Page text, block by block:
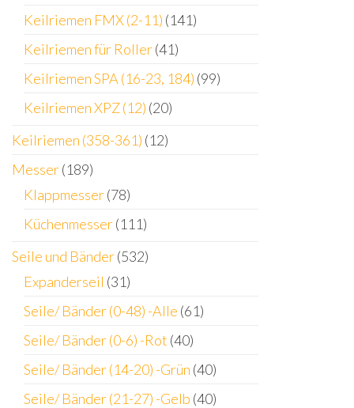
Keilriemen FMX (2-11) (141)
Keilriemen für Roller(41)
Keilriemen SPA (16-23, 184) (99)
Keilriemen XPZ (12) (20)
Keilriemen (358-361) (12)
Messer(189)
Klappmesser(78)
Küchenmesser(111)
Seile und Bänder(532)
Expanderseil (31)
Seile/ Bänder (0-48) -Alle (61)
Seile/ Bänder (0-6) -Rot (40)
Seile/ Bänder (14-20) -Grün (40)
Seile/ Bänder (21-27) -Gelb (40)